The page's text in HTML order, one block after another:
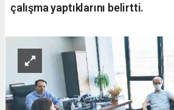
çalışma yaptıklarını belirtti.